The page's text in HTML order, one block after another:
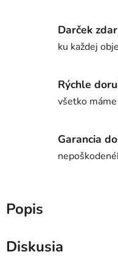
Darček
ku každej
Rýchle
všetko
Garancia
Popis
Diskusia